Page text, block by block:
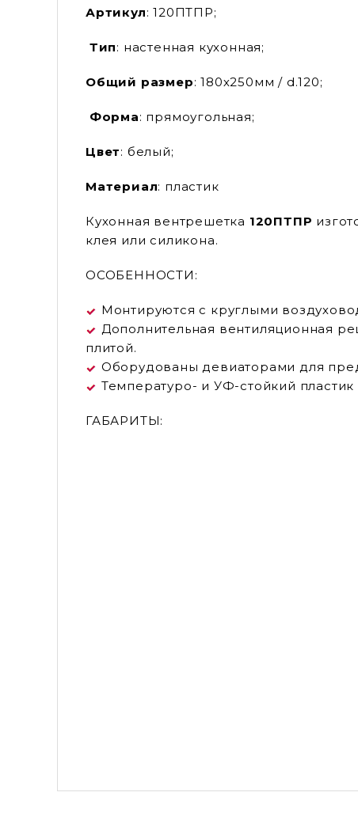
Артикул: 120ПТПР;
Тип: настенная кухонная;
Общий размер: 180х250мм / d.120;
Форма: прямоугольная;
Цвет: белый;
Материал: пластик
Кухонная вентрешетка 120ПТПР
клея или силикона.
ОСОБЕННОСТИ:
Монтируются с круглыми
Дополнительная вентиляционная
плитой.
Оборудованы девиаторами для
Температуро- и УФ-стойкий
ГАБАРИТЫ: